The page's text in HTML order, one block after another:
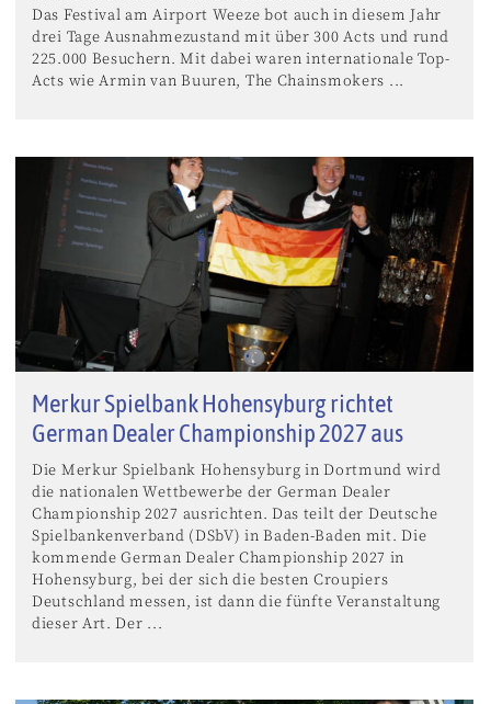
Das Festival am Airport Weeze bot auch in diesem Jahr
drei Tage Ausnahmezustand mit über 300 Acts und rund
225.000 Besuchern. Mit dabei waren internationale Top-
Acts wie Armin van Buuren, The Chainsmokers ...
Merkur Spielbank Hohensyburg richtet
German Dealer Championship 2027 aus
Die Merkur Spielbank Hohensyburg in Dortmund wird
die nationalen Wettbewerbe der German Dealer
Championship 2027 ausrichten. Das teilt der Deutsche
Spielbankenverband (DSbV) in Baden-Baden mit. Die
kommende German Dealer Championship 2027 in
Hohensyburg, bei der sich die besten Croupiers
Deutschland messen, ist dann die fünfte Veranstaltung
dieser Art. Der ...